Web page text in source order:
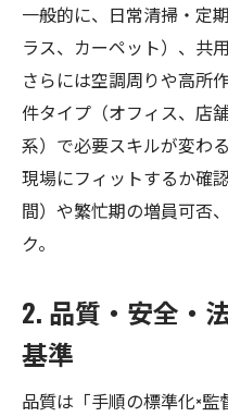
一般的に、日常清掃・定
ラス、カーペット）、共
さらには空調周りや高所
件タイプ（オフィス、店
系）で必要スキルが変わ
現場にフィットするか確
間）や繁忙期の増員可否
ク。
2. 品質・安全・
基準
品質は「手順の標準化×